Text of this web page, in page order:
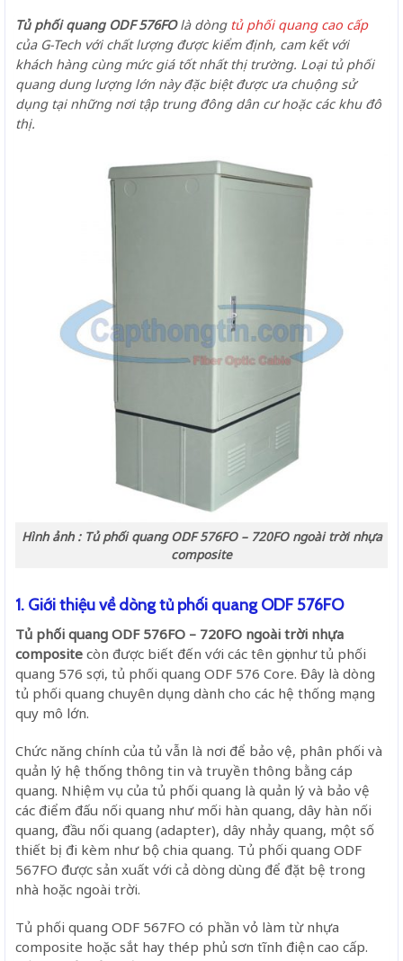
Tủ phối quang ODF 576FOlà dòng tủ phối quang cao cấp
của G-Tech với chất lượng được kiểm định, cam kết với
khách hàng cùng mức giá tốt nhất thị trường. Loại tủ phối
quang dung lượng lớn này đặc biệt được ưa chuộng sử
dụng tại những nơi tập trung đông dân cư hoặc các khu đô
thị.
Hình ảnh : Tủ phối quang ODF 576FO – 720FO ngoài trời nhựa
composite
1. Giới thiệu về dòng tủ phối quang ODF 576FO
Tủ phối quang ODF 576FO – 720FO ngoài trời nhựa
composite còn được biết đến với các tên gọi như tủ phối
quang 576 sợi, tủ phối quang ODF 576 Core. Đây là dòng
tủ phối quang chuyên dụng dành cho các hệ thống mạng
quy mô lớn.
Chức năng chính của tủ vẫn là nơi để bảo vệ, phân phối và
quản lý hệ thống thông tin và truyền thông bằng cáp
quang. Nhiệm vụ của tủ phối quang là quản lý và bảo vệ
các điểm đấu nối quang như mối hàn quang, dây hàn nối
quang, đầu nối quang (adapter), dây nhảy quang, một số
thiết bị đi kèm như bộ chia quang. Tủ phối quang ODF
567FO được sản xuất với cả dòng dùng để đặt bệ trong
nhà hoặc ngoài trời.
Tủ phối quang ODF 567FO có phần vỏ làm từ nhựa
composite hoặc sắt hay thép phủ sơn tĩnh điện cao cấp.